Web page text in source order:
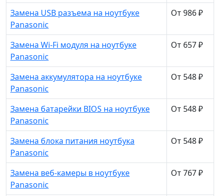
Замена USB разъема на ноутбуке
Panasonic
От 986 ₽
Замена Wi-Fi модуля на ноутбуке
Panasonic
От 657 ₽
Замена аккумулятора на ноутбуке
Panasonic
От 548 ₽
Замена батарейки BIOS на ноутбуке
Panasonic
От 548 ₽
Замена блока питания ноутбука
Panasonic
От 548 ₽
Замена веб-камеры в ноутбуке
Panasonic
От 767 ₽